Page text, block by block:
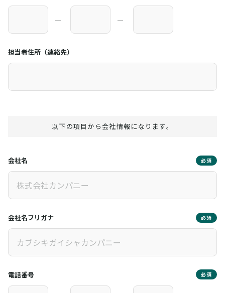
― ―
担当者住所（連絡先）
以下の項目から会社情報になります。
会社名 必須
会社名フリガナ 必須
電話番号 必須